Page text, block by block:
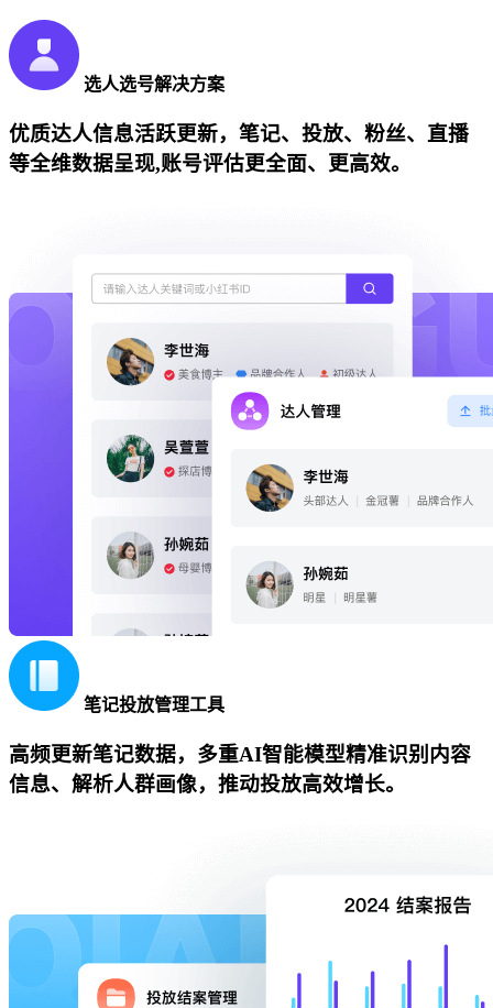
选人选号解决方案
优质达人信息活跃更新，笔记、投放、粉丝、直播
等全维数据呈现,账号评估更全面、更高效。
笔记投放管理工具
高频更新笔记数据，多重AI智能模型精准识别内容
信息、解析人群画像，推动投放高效增长。